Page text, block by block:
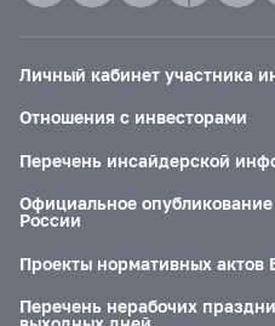
Личный кабинет участника
Отношения с инвесторами
Перечень инсайдерской
Официальное
России
Проекты нормативных актов
Перечень нерабочих